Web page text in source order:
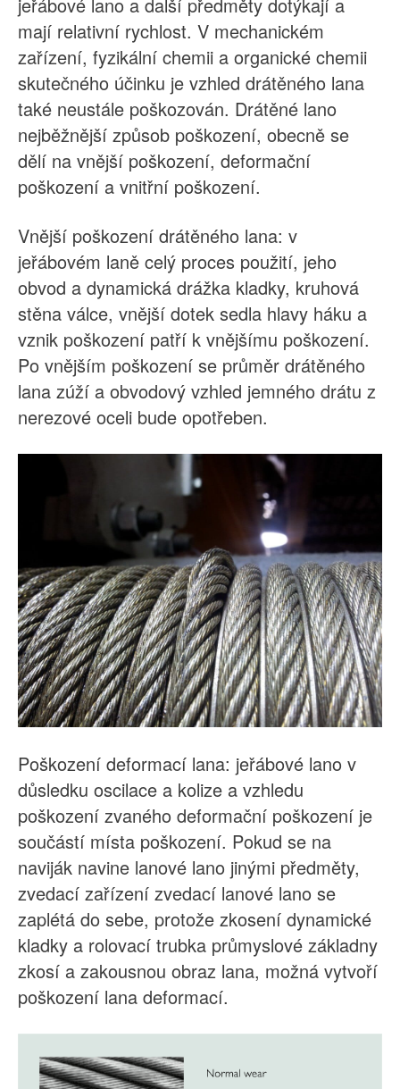
mají relativní rychlost. V mechanickém
zařízení, fyzikální chemii a organické chemii
skutečného účinku je vzhled drátěného lana
také neustále poškozován. Drátěné lano
nejběžnější způsob poškození, obecně se
dělí na vnější poškození, deformační
poškození a vnitřní poškození.
Vnější poškození drátěného lana: v
jeřábovém laně celý proces použití, jeho
obvod a dynamická drážka kladky, kruhová
stěna válce, vnější dotek sedla hlavy háku a
vznik poškození patří k vnějšímu poškození.
Po vnějším poškození se průměr drátěného
lana zúží a obvodový vzhled jemného drátu z
nerezové oceli bude opotřeben.
Poškození deformací lana: jeřábové lano v
důsledku oscilace a kolize a vzhledu
poškození zvaného deformační poškození je
součástí místa poškození. Pokud se na
naviják navine lanové lano jinými předměty,
zvedací zařízení zvedací lanové lano se
zaplétá do sebe, protože zkosení dynamické
kladky a rolovací trubka průmyslové základny
zkosí a zakousnou obraz lana, možná vytvoří
poškození lana deformací.